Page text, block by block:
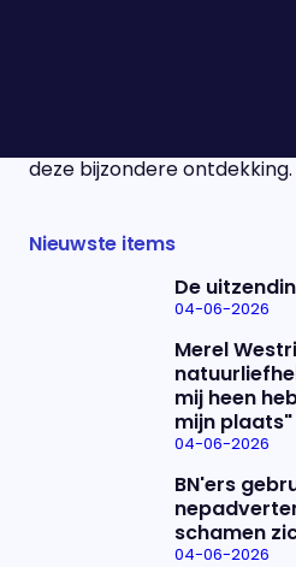
deze bijzondere ontdekking.
Nieuwste items
De
04-06-2026
Merel
mij heen
mijn plaats"
04-06-2026
BN'ers
schamen
04-06-2026